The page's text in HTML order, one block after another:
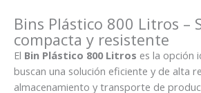
Bins Plástico 800 Litros –
compacta y resistente
El Bin Plástico 800 Litros es la opción
buscan una solución eficiente y de alta
almacenamiento y transporte de